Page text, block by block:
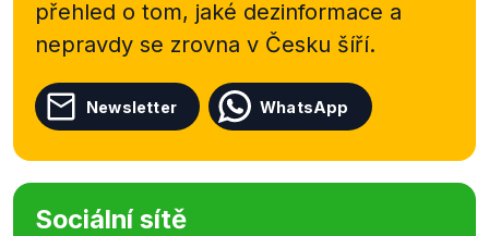
přehled o tom, jaké dezinformace a
nepravdy se zrovna v Česku šíří.
Newsletter WhatsApp
Sociální sítě